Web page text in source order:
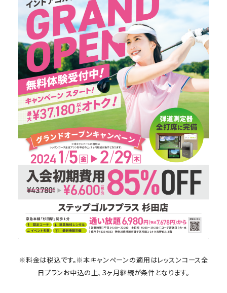
※料金は税込です。※本キャンペーンの適用はレッスンコース全
日プランお申込の上、 ３ヶ月継続が条件となります。